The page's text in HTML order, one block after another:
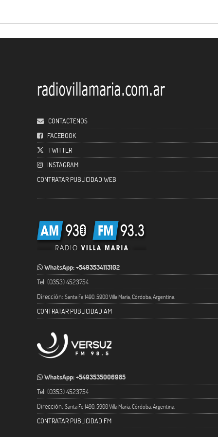
CONTACTENOS
FACEBOOK
TWITTER
INSTAGRAM
CONTRATAR PUBLICIDAD WEB
WhatsApp: +5493534113102
Tel: (0353) 4523754
Dirección: Santa Fe 1490. 5900 Villa María, Córdoba, Argentina.
CONTRATAR PUBLICIDAD AM
WhatsApp: +5493535006985
Tel: (0353) 4523754
Dirección: Santa Fe 1490. 5900 Villa María, Córdoba, Argentina.
CONTRATAR PUBLICIDAD FM